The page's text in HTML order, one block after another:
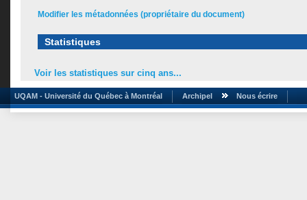
Modifier les métadonnées (propriétaire du document)
Statistiques
Voir les statistiques sur cinq ans...
UQAM - Université du Québec à Montréal Archipel Nous écrire